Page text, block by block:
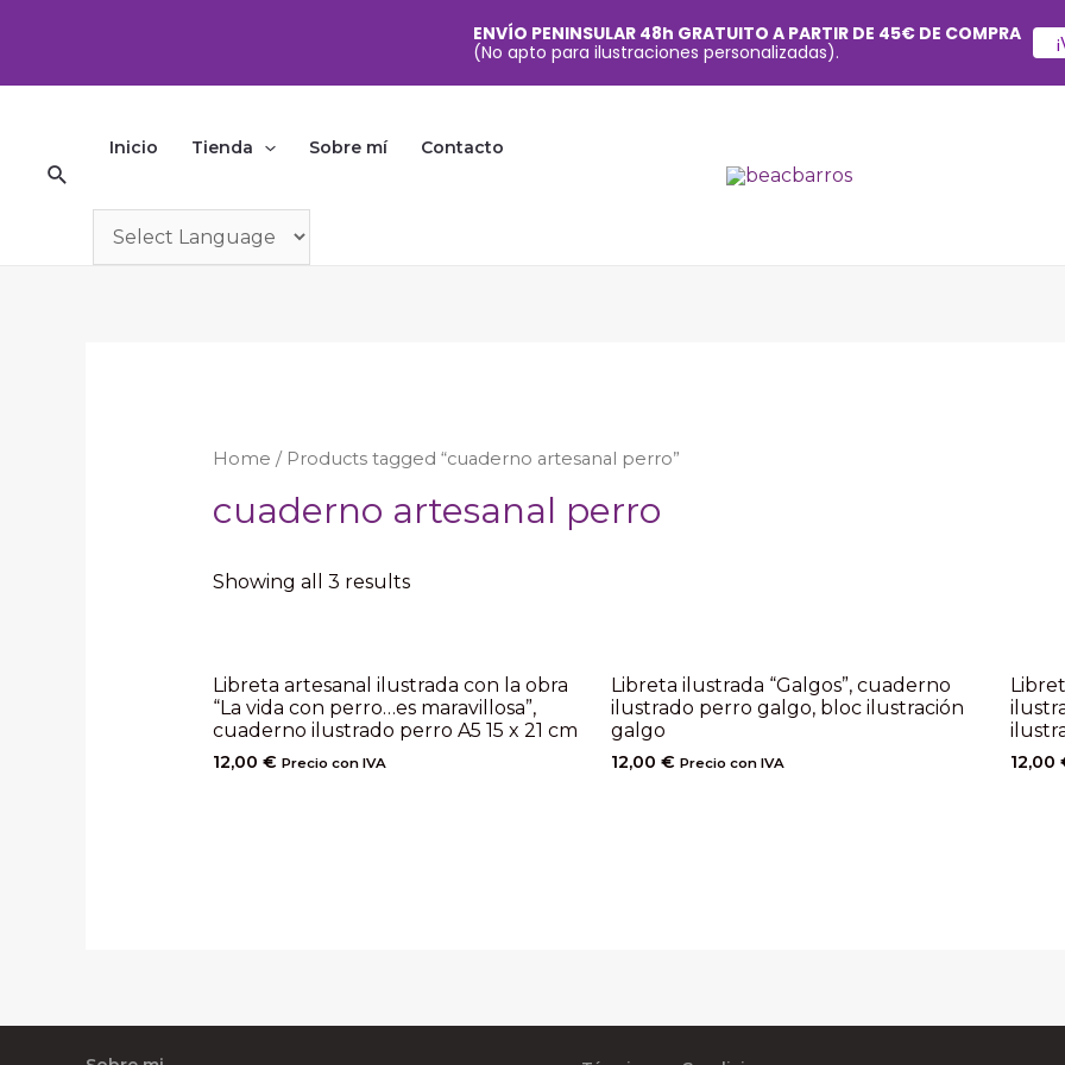
contenido
Buscar
Inicio Tienda Sobre mí Contacto
Home / Products tagged “cuaderno artesanal perro”
cuaderno artesanal perro
Showing all 3 results
Libreta artesanal ilustrada con la obra
“La vida con perro…es maravillosa”,
cuaderno ilustrado perro A5 15 x 21 cm
12,00 € Precio con IVA
Libreta ilustrada “Galgos”, cuaderno
ilustrado perro galgo, bloc ilustración
galgo
12,00€ Precio con IVA 12,00
ENVÍO PENINSULAR 48h GRATUITO A PARTIR DE 45€ DE COMPRA
(No apto para ilustraciones personalizadas).